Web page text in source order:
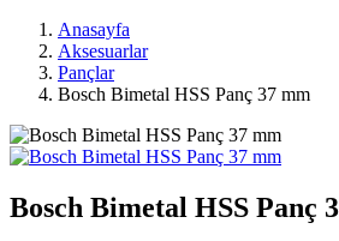
Anasayfa
Aksesuarlar
Pançlar
Bosch Bimetal HSS Panç 37 mm
Bosch Bimetal HSS Panç